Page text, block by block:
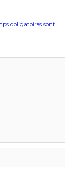
obligatoires sont